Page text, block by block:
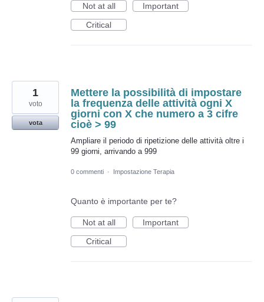
Not at all
Important
Critical
Mettere la possibilità di impostare
la frequenza delle attività ogni X
giorni con X che numero a 3 cifre
cioè > 99
Ampliare il periodo di ripetizione delle attività oltre i
99 giorni, arrivando a 999
1
voto
vota
0 commenti · Impostazione Terapia
Quanto è importante per te?
Not at all
Important
Critical